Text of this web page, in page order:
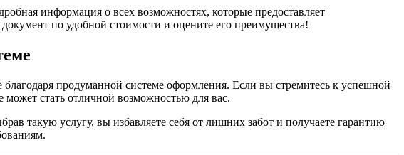
информация о всех возможностях, которые предоставляет
по удобной стоимости и оцените его преимущества!
продуманной системе оформления. Если вы стремитесь к успешной
стать отличной возможностью для вас.
такую услугу, вы избавляете себя от лишних забот и получаете гарантию